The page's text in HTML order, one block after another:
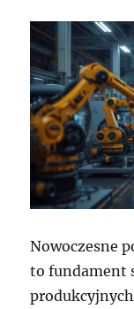
Nowoczesne
to fundament